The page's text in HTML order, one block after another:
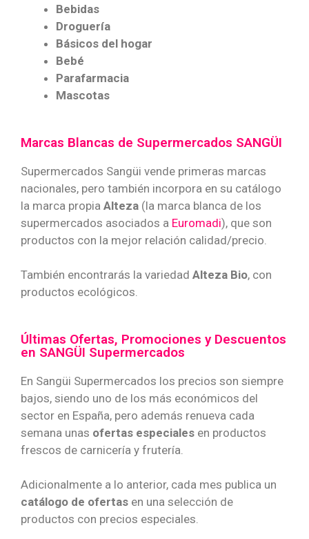
Bebidas
Droguería
Básicos del hogar
Bebé
Parafarmacia
Mascotas
Marcas Blancas de Supermercados SANGÜI
Supermercados Sangüi vende primeras marcas
nacionales, pero también incorpora en su catálogo
la marca propia Alteza (la marca blanca de los
supermercados asociados a Euromadi), que son
productos con la mejor relación calidad/precio.
También encontrarás la variedad Alteza Bio, con
productos ecológicos.
Últimas Ofertas, Promociones y Descuentos
en SANGÜI Supermercados
En Sangüi Supermercados los precios son siempre
bajos, siendo uno de los más económicos del
sector en España, pero además renueva cada
semana unas ofertas especiales en productos
frescos de carnicería y frutería.
Adicionalmente a lo anterior, cada mes publica un
catálogo de ofertas en una selección de
productos con precios especiales.